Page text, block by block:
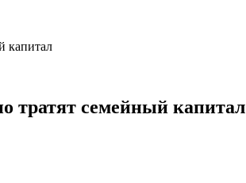
капитал
тратят семейный капитал